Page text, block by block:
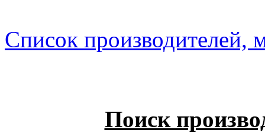
Список производителей,
Поиск